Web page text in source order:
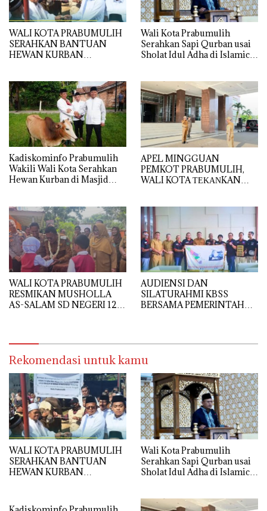
WALI KOTA PRABUMULIH
SERAHKAN BANTUAN
HEWAN KURBAN
RAMBANG
Wali Kota Prabumulih
Serahkan Sapi Qurban usai
Sholat Idul Adha di Islamic
Kadiskominfo Prabumulih
Wakili Wali Kota Serahkan
Hewan Kurban di Masjid
APEL MINGGUAN
PEMKOT PRABUMULIH,
WALI KOTA ΤΕΚΑΝKAN
WALI KOTA PRABUMULIH
RESMIKAN MUSHOLLA
AS-SALAM SD NEGERI 12,
AUDIENSI DAN
SILATURAHMI KBSS
BERSAMA PEMERINTAH
Rekomendasi untuk kamu
WALI KOTA PRABUMULIH
SERAHKAN BANTUAN
HEWAN KURBAN
RAMBANG
Wali Kota Prabumulih
Serahkan Sapi Qurban usai
Sholat Idul Adha di Islamic